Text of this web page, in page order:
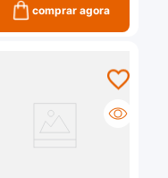
comprar agora